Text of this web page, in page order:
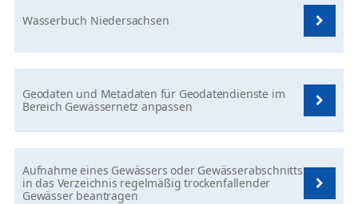
Wasserbuch Niedersachsen
Geodaten und Metadaten für Geodatendienste im
Bereich Gewässernetz anpassen
Aufnahme eines Gewässers oder Gewässerabschnitts
in das Verzeichnis regelmäßig trockenfallender
Gewässer beantragen